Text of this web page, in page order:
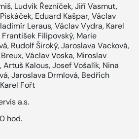
, Ludvík Řezníček,Jiří Vasmut,
, Eduard Kašpar,Václav
Leraus,Václav Vydra, Karel
František Filipovský, Marie
, Rudolf Široký,Jaroslava Vacková,
,Václav Voska, Miroslav
,Artuš Kalous,Josef Vošalík, Nina
,Jaroslava Drmlová, Bedřich
Karel Fořt
a.s.
hod.